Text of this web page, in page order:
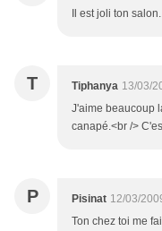
Il est joli ton
T Tiphanya 13/03/
J'aime beaucoup
canapé.<br />
P Pisinat 12/03/
Ton chez toi me